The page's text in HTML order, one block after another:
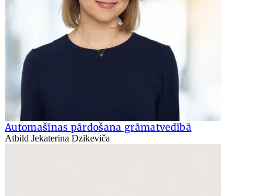
Automašīnas pārdošana grāmatvedībā
Atbild Jekaterina Dzikeviča